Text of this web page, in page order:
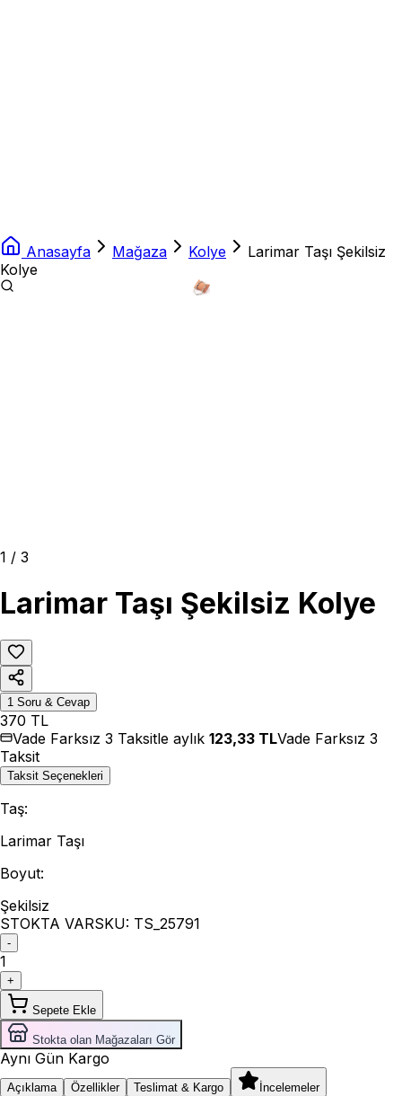
Anasayfa Mağaza Kolye
Larimar Taşı Şekilsiz
Kolye
1 / 3
Larimar Taşı Şekilsiz Kolye
1 Soru & Cevap
370 TL
Vade Farksız 3 Taksitle aylık 123,33 TLVade Farksız 3
Taksit
Taksit Seçenekleri
Taş:
Larimar Taşı
Boyut:
Şekilsiz
STOKTA VARSKU: TS_25791
-
1
+
Sepete Ekle
Stokta olan Mağazaları Gör
Aynı Gün Kargo
Açıklama Özellikler Teslimat & Kargo İncelemeler